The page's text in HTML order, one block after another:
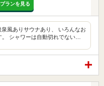
ランを見る
風ありサウナあり、 いろんなお
シャワーは自動切れでない…